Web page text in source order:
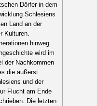
Dörfer in dem
Schlesiens
Land an der
Kulturen.
hinweg
wird im
der Nachkommen
die äußerst
und der
Flucht am Ende
Die letzten